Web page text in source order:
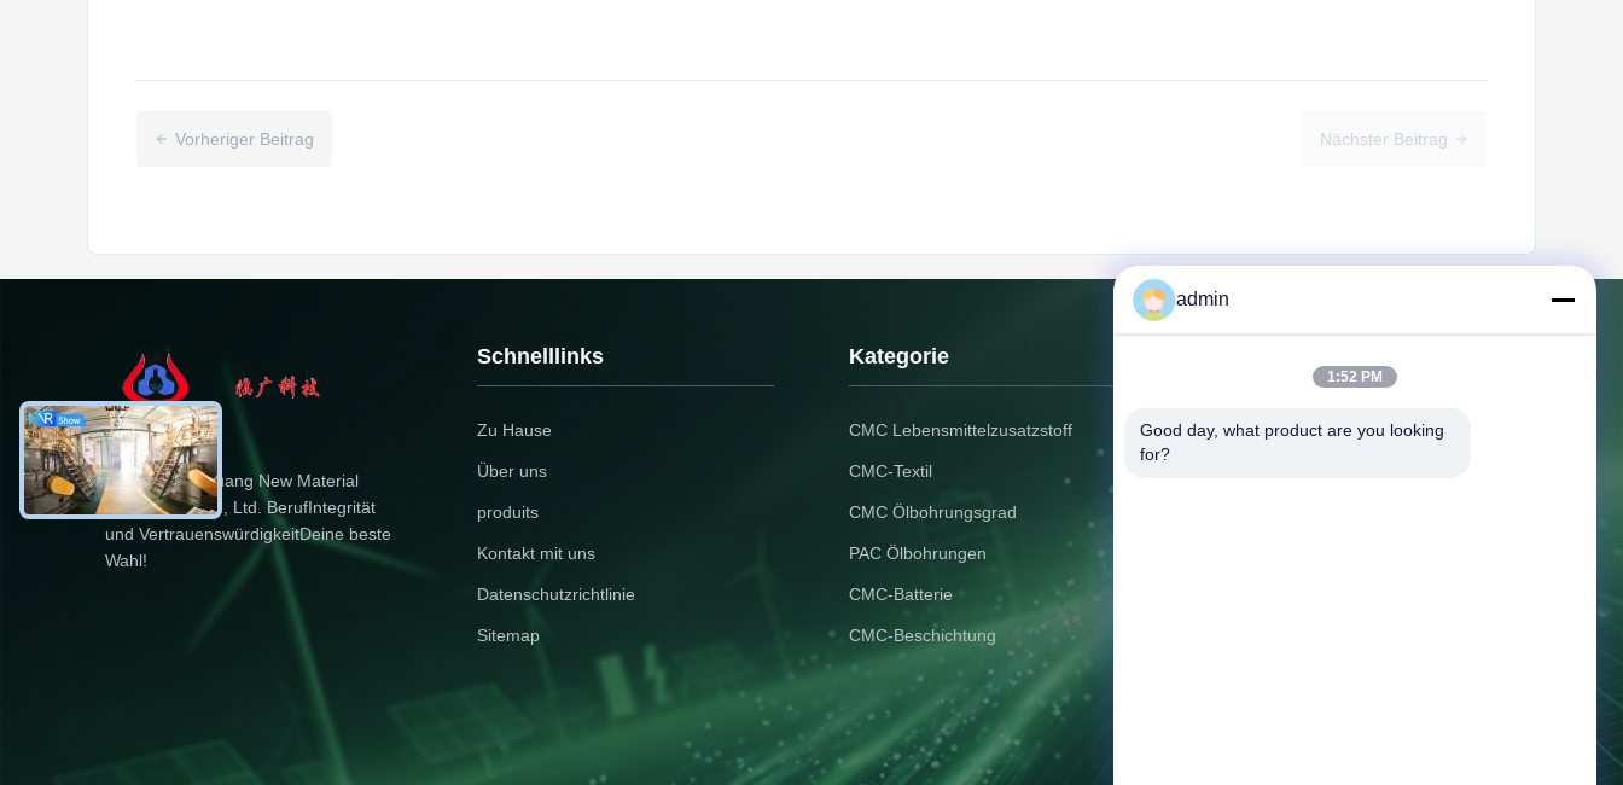
Vorheriger Beitrag Nächster Beitrag
Dongying Linguang New Material
Technology Co., Ltd. BerufIntegrität
und VertrauenswürdigkeitDeine beste
Wahl!
Schnelllinks
Zu Hause
Über uns
produits
Kontakt mit uns
Datenschutzrichtlinie
Sitemap
Kategorie
CMC Lebensmittelzusatzstoff
CMC-Textil
CMC Ölbohrungsgrad
PAC Ölbohrungen
CMC-Batterie
CMC-Beschichtung
Adresse: 366 Jingang Shan Straße,
admin
1:52 PM
Good day, what product are you looking
for?